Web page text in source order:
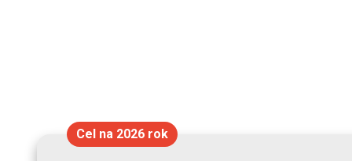
Cel na 2026 rok